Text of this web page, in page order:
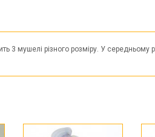
3 мушелі різного розміру. У